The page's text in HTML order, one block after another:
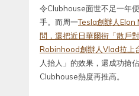
令Clubhouse面世不足一年
手。而周一Tesla創辦人Elon
問，還把近日華爾街「散戶
Robinhood創辦人Vlad拉上
人抬人」的效果，還成功搶
Clubhouse熱度再推高。